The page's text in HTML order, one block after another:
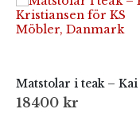
18400 kr